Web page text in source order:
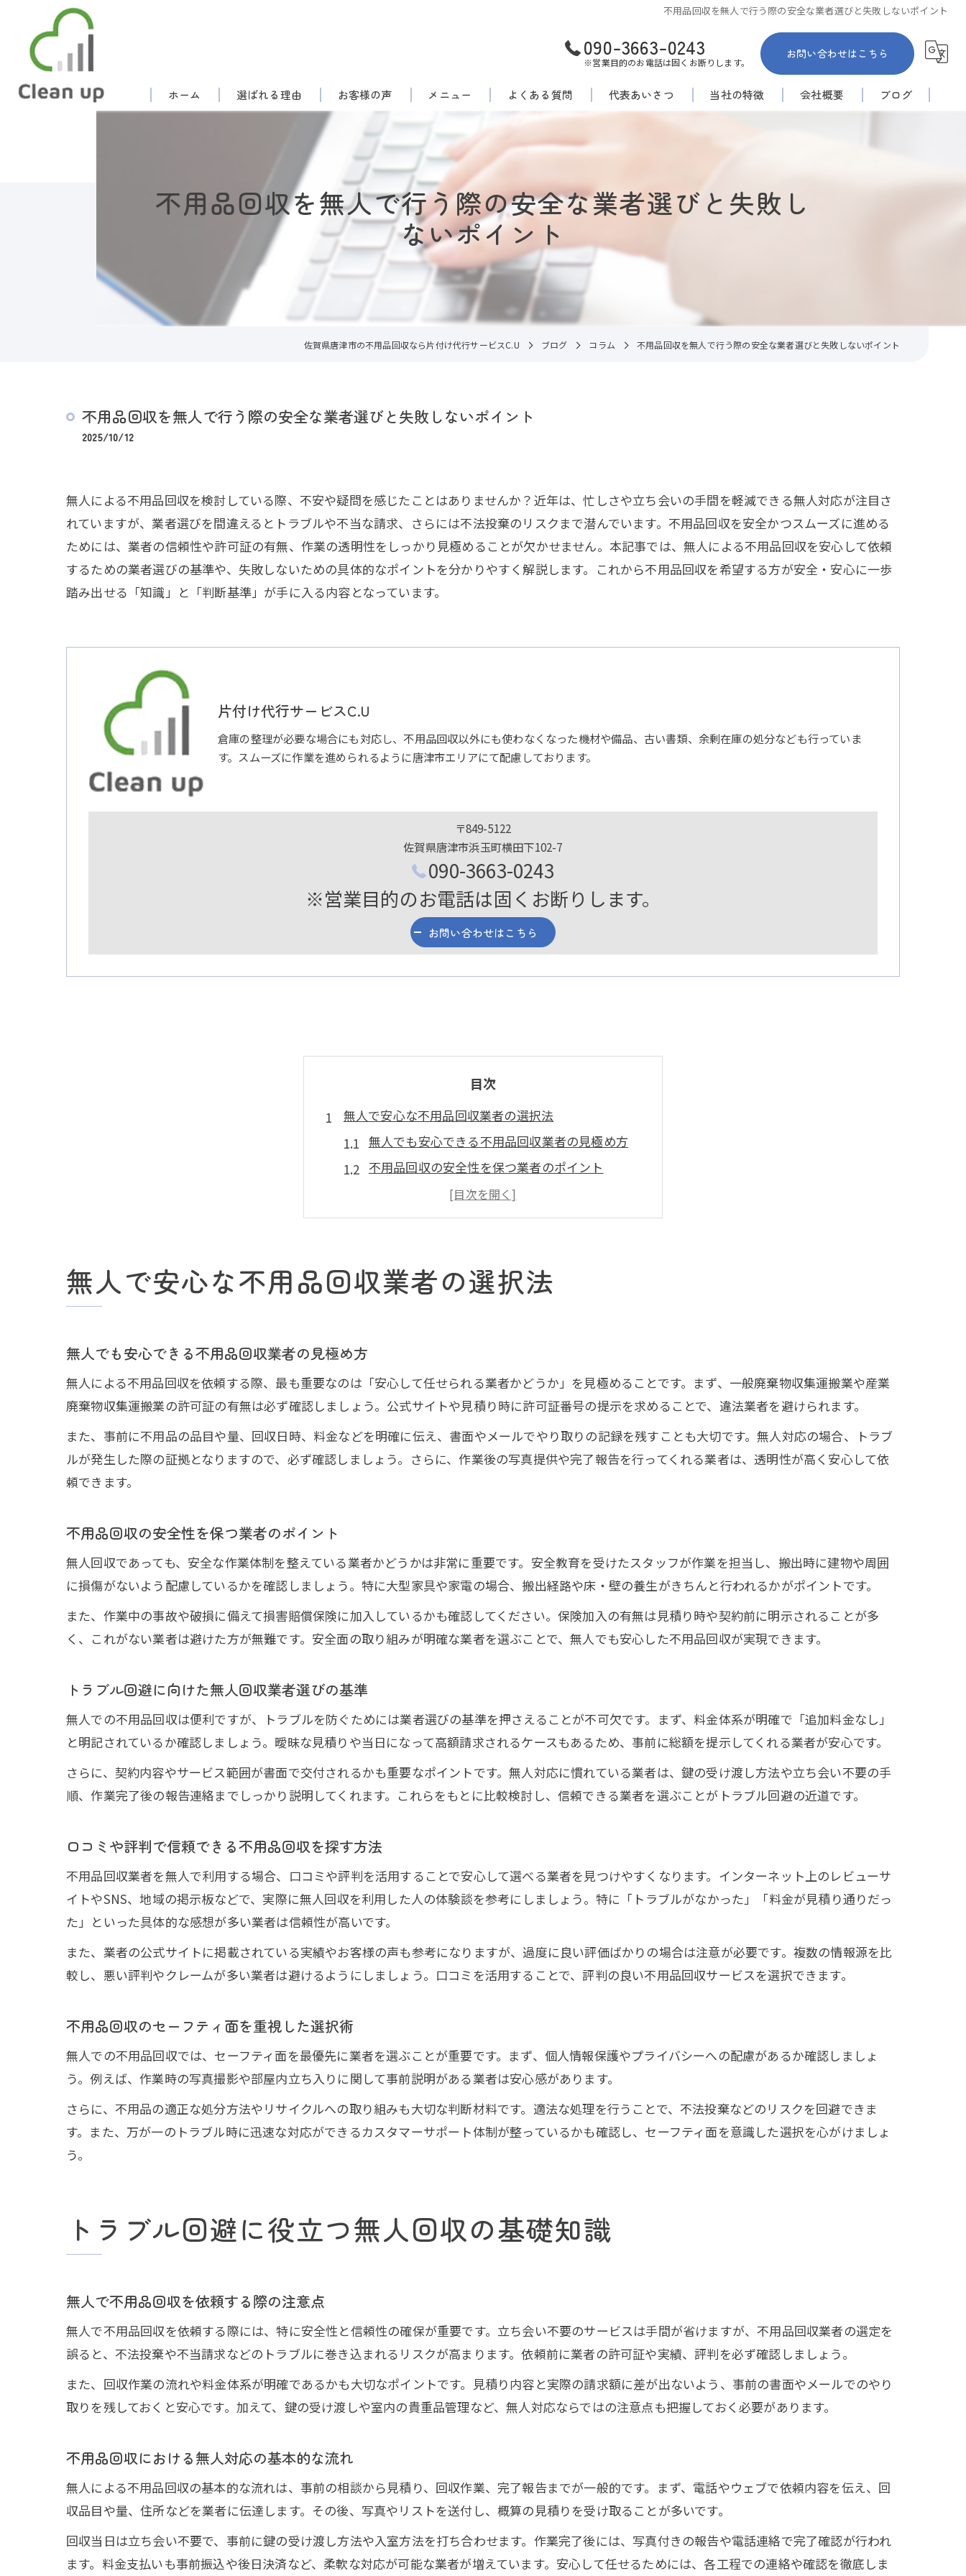
不用品回収を無人で行う際の安全な業者選びと失敗しないポイント
090-3663-0243
※営業目的のお電話は固くお断りします。
お問い合わせはこちら
ホーム 選ばれる理由 お客様の声 メニュー よくある質問 代表あいさつ 当社の特徴
倉庫
会社概要 ブログ
不用品回収を無人で行う際の安全な業者選びと失敗し
ないポイント
佐賀県唐津市の不用品回収なら片付け代行サービスC.U ブログ コラム 不用品回収を無人で行う際の安全な業者選びと失敗しないポイント
不用品回収を無人で行う際の安全な業者選びと失敗しないポイント
2025/10/12
無人による不用品回収を検討している際、不安や疑問を感じたことはありませんか？近年は、忙しさや立ち会いの手間を軽減できる無人対応が注目さ
れていますが、業者選びを間違えるとトラブルや不当な請求、さらには不法投棄のリスクまで潜んでいます。不用品回収を安全かつスムーズに進める
ためには、業者の信頼性や許可証の有無、作業の透明性をしっかり見極めることが欠かせません。本記事では、無人による不用品回収を安心して依頼
するための業者選びの基準や、失敗しないための具体的なポイントを分かりやすく解説します。これから不用品回収を希望する方が安全・安心に一歩
踏み出せる「知識」と「判断基準」が手に入る内容となっています。
片付け代行サービスC.U
倉庫の整理が必要な場合にも対応し、不用品回収以外にも使わなくなった機材や備品、古い書類、余剰在庫の処分なども行っていま
す。スムーズに作業を進められるように唐津市エリアにて配慮しております。
〒849-5122
佐賀県唐津市浜玉町横田下102-7
090-3663-0243
※営業目的のお電話は固くお断りします。
お問い合わせはこちら
目次
無人で安心な不用品回収業者の選択法
無人でも安心できる不用品回収業者の見極め方
不用品回収の安全性を保つ業者のポイント
トラブル回避に向けた無人回収業者選びの基準
口コミや評判で信頼できる不用品回収を探す方法
トラブル回避に役立つ無人回収の基礎知識
無人で不用品回収を依頼する際の注意点
無料の不用品回収に潜むリスクを理解する
無人回収で安心を得るための基礎知識
無人で安全に不用品回収を進めるためのコツ
無料や適正価格での回収を成功させる秘訣
無人対応なら不用品回収も手軽に依頼可能
無人対応の不用品回収で手間を減らす方法
オンラインで不用品回収を依頼する流れ
手軽さと安全性が両立する不用品回収の選び方
信頼できる無人の不用品回収とは何か
許可証や実績で選ぶ不用品回収の安心感
口コミや評価から見る不用品回収業者の信頼度
業者の見極めで差がつく無人回収の安全性
無人で安全な不用品回収業者の見分け方
トラブルを防ぐための業者選びの基準
無人回収で不法投棄や高額請求を防ぐコツ
無人で安心な不用品回収業者の選択法
無人でも安心できる不用品回収業者の見極め方
無人による不用品回収を依頼する際、最も重要なのは「安心して任せられる業者かどうか」を見極めることです。まず、一般廃棄物収集運搬業や産業
廃棄物収集運搬業の許可証の有無は必ず確認しましょう。公式サイトや見積り時に許可証番号の提示を求めることで、違法業者を避けられます。
また、事前に不用品の品目や量、回収日時、料金などを明確に伝え、書面やメールでやり取りの記録を残すことも大切です。無人対応の場合、トラブ
ルが発生した際の証拠となりますので、必ず確認しましょう。さらに、作業後の写真提供や完了報告を行ってくれる業者は、透明性が高く安心して依
頼できます。
不用品回収の安全性を保つ業者のポイント
無人回収であっても、安全な作業体制を整えている業者かどうかは非常に重要です。安全教育を受けたスタッフが作業を担当し、搬出時に建物や周囲
に損傷がないよう配慮しているかを確認しましょう。特に大型家具や家電の場合、搬出経路や床・壁の養生がきちんと行われるかがポイントです。
また、作業中の事故や破損に備えて損害賠償保険に加入しているかも確認してください。保険加入の有無は見積り時や契約前に明示されることが多
く、これがない業者は避けた方が無難です。安全面の取り組みが明確な業者を選ぶことで、無人でも安心した不用品回収が実現できます。
トラブル回避に向けた無人回収業者選びの基準
無人での不用品回収は便利ですが、トラブルを防ぐためには業者選びの基準を押さえることが不可欠です。まず、料金体系が明確で「追加料金なし」
と明記されているか確認しましょう。曖昧な見積りや当日になって高額請求されるケースもあるため、事前に総額を提示してくれる業者が安心です。
さらに、契約内容やサービス範囲が書面で交付されるかも重要なポイントです。無人対応に慣れている業者は、鍵の受け渡し方法や立ち会い不要の手
順、作業完了後の報告連絡までしっかり説明してくれます。これらをもとに比較検討し、信頼できる業者を選ぶことがトラブル回避の近道です。
口コミや評判で信頼できる不用品回収を探す方法
不用品回収業者を無人で利用する場合、口コミや評判を活用することで安心して選べる業者を見つけやすくなります。インターネット上のレビューサ
イトやSNS、地域の掲示板などで、実際に無人回収を利用した人の体験談を参考にしましょう。特に「トラブルがなかった」「料金が見積り通りだっ
た」といった具体的な感想が多い業者は信頼性が高いです。
また、業者の公式サイトに掲載されている実績やお客様の声も参考になりますが、過度に良い評価ばかりの場合は注意が必要です。複数の情報源を比
較し、悪い評判やクレームが多い業者は避けるようにしましょう。口コミを活用することで、評判の良い不用品回収サービスを選択できます。
不用品回収のセーフティ面を重視した選択術
無人での不用品回収では、セーフティ面を最優先に業者を選ぶことが重要です。まず、個人情報保護やプライバシーへの配慮があるか確認しましょ
う。例えば、作業時の写真撮影や部屋内立ち入りに関して事前説明がある業者は安心感があります。
さらに、不用品の適正な処分方法やリサイクルへの取り組みも大切な判断材料です。適法な処理を行うことで、不法投棄などのリスクを回避できま
す。また、万が一のトラブル時に迅速な対応ができるカスタマーサポート体制が整っているかも確認し、セーフティ面を意識した選択を心がけましょ
う。
トラブル回避に役立つ無人回収の基礎知識
無人で不用品回収を依頼する際の注意点
無人で不用品回収を依頼する際には、特に安全性と信頼性の確保が重要です。立ち会い不要のサービスは手間が省けますが、不用品回収業者の選定を
誤ると、不法投棄や不当請求などのトラブルに巻き込まれるリスクが高まります。依頼前に業者の許可証や実績、評判を必ず確認しましょう。
また、回収作業の流れや料金体系が明確であるかも大切なポイントです。見積り内容と実際の請求額に差が出ないよう、事前の書面やメールでのやり
取りを残しておくと安心です。加えて、鍵の受け渡しや室内の貴重品管理など、無人対応ならではの注意点も把握しておく必要があります。
不用品回収における無人対応の基本的な流れ
無人による不用品回収の基本的な流れは、事前の相談から見積り、回収作業、完了報告までが一般的です。まず、電話やウェブで依頼内容を伝え、回
収品目や量、住所などを業者に伝達します。その後、写真やリストを送付し、概算の見積りを受け取ることが多いです。
回収当日は立ち会い不要で、事前に鍵の受け渡し方法や入室方法を打ち合わせます。作業完了後には、写真付きの報告や電話連絡で完了確認が行われ
ます。料金支払いも事前振込や後日決済など、柔軟な対応が可能な業者が増えています。安心して任せるためには、各工程での連絡や確認を徹底しま